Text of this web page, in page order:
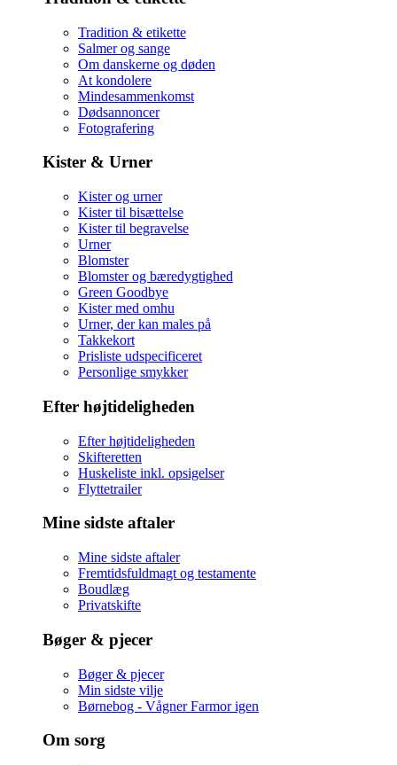
Tradition & etikette
Salmer og sange
Om danskerne og døden
At kondolere
Mindesammenkomst
Dødsannoncer
Fotografering
Kister & Urner
Kister og urner
Kister til bisættelse
Kister til begravelse
Urner
Blomster
Blomster og bæredygtighed
Green Goodbye
Kister med omhu
Urner, der kan males på
Takkekort
Prisliste udspecificeret
Personlige smykker
Efter højtideligheden
Efter højtideligheden
Skifteretten
Huskeliste inkl. opsigelser
Flyttetrailer
Mine sidste aftaler
Mine sidste aftaler
Fremtidsfuldmagt og testamente
Boudlæg
Privatskifte
Bøger & pjecer
Bøger & pjecer
Min sidste vilje
Børnebog - Vågner Farmor igen
Om sorg